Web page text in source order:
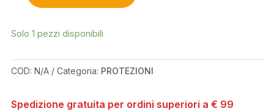
PARAGON
BLACK/YELLOW
GUARD
QUANTITÀ
Solo 1 pezzi disponibili
COD: N/A Categoria: PROTEZIONI
Spedizione gratuita per ordini superiori a € 99